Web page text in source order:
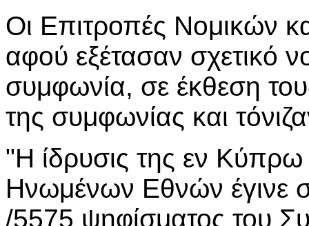
Οι Επιτροπές Νομικών
αφού εξέτασαν σχετικό
συμφωνία, σε έκθεση
της συμφωνίας και
"Η ίδρυσις της εν
Ηνωμένων Εθνών έγινε
/5575 ψηφίσματος του